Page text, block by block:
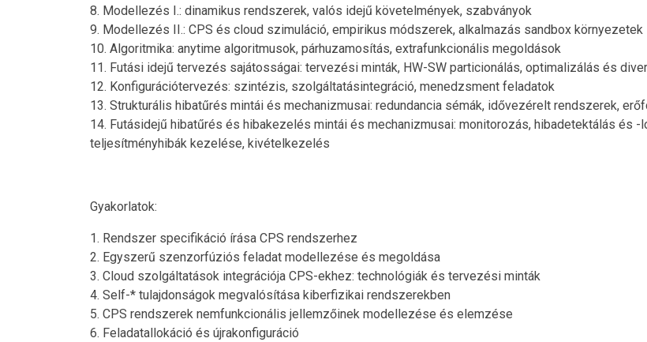
8. Modellezés I.: dinamikus rendszerek, valós idejű követelmények, szabványok
9. Modellezés II.: CPS és cloud szimuláció, empirikus módszerek, alkalmazás sandbox környezetek
10. Algoritmika: anytime algoritmusok, párhuzamosítás, extrafunkcionális megoldások
11. Futási idejű tervezés sajátosságai: tervezési minták, HW-SW particionálás, optimalizálás és
12. Konfigurációtervezés: szintézis, szolgáltatásintegráció, menedzsment feladatok
13. Strukturális hibatűrés mintái és mechanizmusai: redundancia sémák, idővezérelt rendszerek,
14. Futásidejű hibatűrés és hibakezelés mintái és mechanizmusai: monitorozás, hibadetektálás és
teljesítményhibák kezelése, kivételkezelés
Gyakorlatok:
1. Rendszer specifikáció írása CPS rendszerhez
2. Egyszerű szenzorfúziós feladat modellezése és megoldása
3. Cloud szolgáltatások integrációja CPS-ekhez: technológiák és tervezési minták
4. Self-* tulajdonságok megvalósítása kiberfizikai rendszerekben
5. CPS rendszerek nemfunkcionális jellemzőinek modellezése és elemzése
6. Feladatallokáció és újrakonfiguráció